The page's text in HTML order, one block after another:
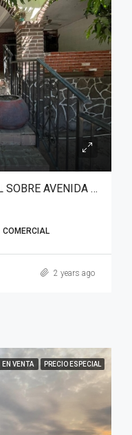
VENTA DE LOCAL COMERCIAL SOBRE AVENIDA SERDAN GUAYMAS, SONORA
COMERCIAL
2 years ago
EN VENTA PRECIO ESPECIAL